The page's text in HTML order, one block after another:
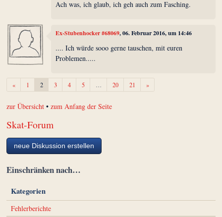
Ach was, ich glaub, ich geh auch zum Fasching.
Ex-Stubenhocker #68069, 06. Februar 2016, um 14:46
.... Ich würde sooo gerne tauschen, mit euren
Problemen.....
«Zurück1 2 3 4 5 … 20 21 »Weiter
zur Übersicht •zum Anfang der Seite
Skat-Forum
neue Diskussion erstellen
Einschränken nach…
Kategorien
Fehlerberichte